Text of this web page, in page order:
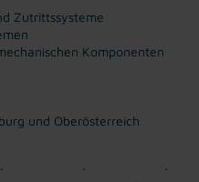
Zutrittssysteme
Komponenten
und Oberösterreich